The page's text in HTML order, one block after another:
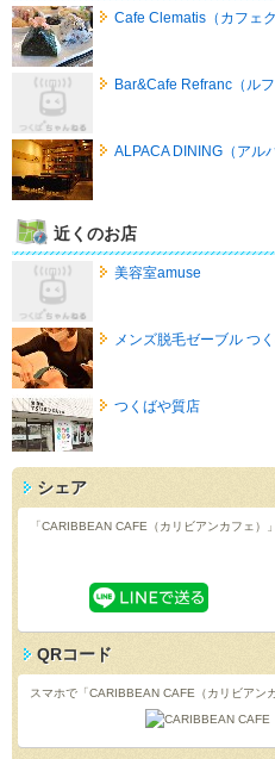
Cafe Clematis（カフェク
Bar&Cafe Refranc（ルフ
ALPACA DINING（アル
近くのお店
美容室amuse
メンズ脱毛ゼーブル つ
つくばや質店
シェア
「CARIBBEAN CAFE（カリビアンカフェ）
QRコード
スマホで「CARIBBEAN CAFE（カリビアン